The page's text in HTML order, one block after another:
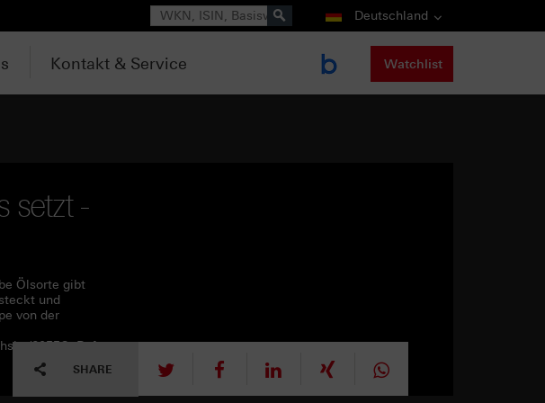
Suche Deutschland
Kontakt & Service Watchlist
setzt -
Ölsorte gibt
und
von der
6055CnRqf
SHARE tweet mitteilen